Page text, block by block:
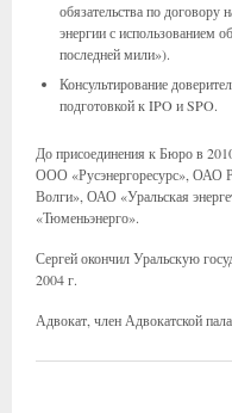
обязательства по договору
энергии с использованием
последней мили»).
Консультирование
подготовкой к IPO и SPO.
До присоединения к Бюро в
ООО «Русэнергоресурс»,
Волги», ОАО «Уральская
«Тюменьэнерго».
Сергей окончил Уральскую
2004 г.
Адвокат, член Адвокатской